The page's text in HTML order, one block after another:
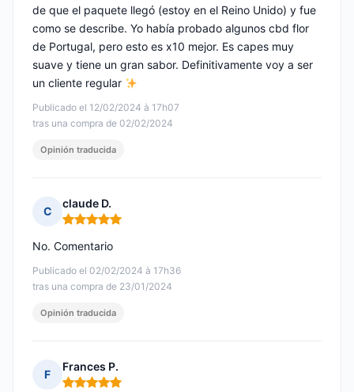
Publicado el 12/02/2024 à 17h07
tras una compra de 02/02/2024
de que el paquete llegó (estoy en el Reino Unido) y fue
como se describe. Yo había probado algunos cbd flor
de Portugal, pero esto es x10 mejor. Es capes muy
suave y tiene un gran sabor. Definitivamente voy a ser
un cliente regular
Opinión traducida
C
claude D.
Nota: 5 de 5
Publicado el 02/02/2024 à 17h36
tras una compra de 23/01/2024
No. Comentario
Opinión traducida
F
Frances P.
Nota: 5 de 5